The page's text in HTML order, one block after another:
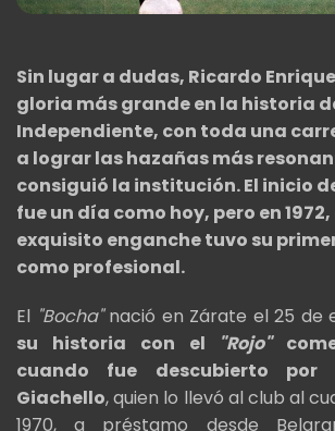
Sin lugar a dudas, Ricardo
gloria más grande en la historia
Independiente, con toda una
a lograr las hazañas más
consiguió la institución. El inicio
fue un día como hoy, pero en
exquisito enganche tuvo su
como profesional.
El "Bocha"nació en Zárate el 25 de
su historia con el
"Rojo"
cuando fue descubierto por
Giachello, quien lo llevó al club al
1970, a préstamo desde